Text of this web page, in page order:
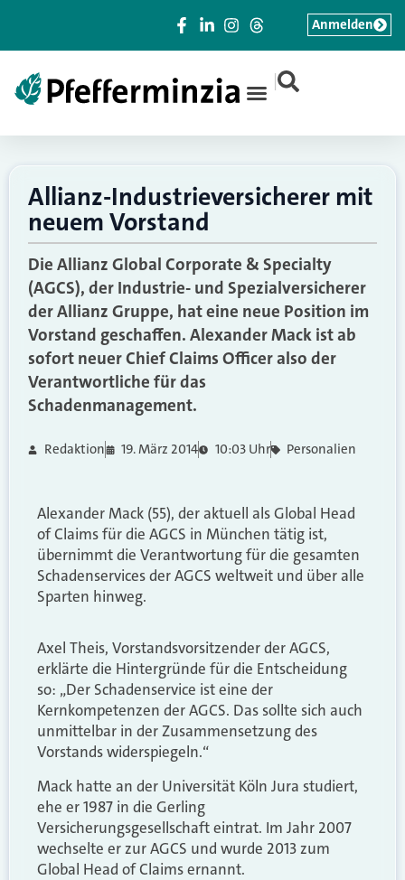
|
Anmelden
Allianz-Industrieversicherer mit
neuem Vorstand
Die Allianz Global Corporate & Specialty
(AGCS), der Industrie- und Spezialversicherer
der Allianz Gruppe, hat eine neue Position im
Vorstand geschaffen. Alexander Mack ist ab
sofort neuer Chief Claims Officer also der
Verantwortliche für das
Schadenmanagement.
Redaktion 19. März 2014 10:03 Uhr Personalien
Alexander Mack (55), der aktuell als Global Head
of Claims für die AGCS in München tätig ist,
übernimmt die Verantwortung für die gesamten
Schadenservices der AGCS weltweit und über alle
Sparten hinweg.
Axel Theis, Vorstandsvorsitzender der AGCS,
erklärte die Hintergründe für die Entscheidung
so: „Der Schadenservice ist eine der
Kernkompetenzen der AGCS. Das sollte sich auch
unmittelbar in der Zusammensetzung des
Vorstands widerspiegeln.“
Mack hatte an der Universität Köln Jura studiert,
ehe er 1987 in die Gerling
Versicherungsgesellschaft eintrat. Im Jahr 2007
wechselte er zur AGCS und wurde 2013 zum
Global Head of Claims ernannt.